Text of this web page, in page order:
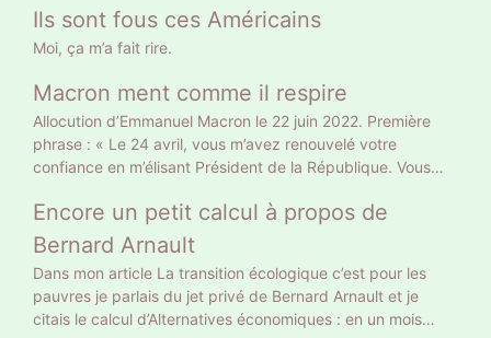
Ils sont fous ces Américains
Moi, ça m’a fait rire.
Macron ment comme il respire
Allocution d’Emmanuel Macron le 22 juin 2022. Première
phrase : « Le 24 avril, vous m’avez renouvelé votre
confiance en m’élisant Président de la République. Vous
donnant une légitimité claire. » Gros mensonge. Le 10 avril
il a eu 9 783058 voix soit 27,85% des suffrages exprimés
et 20% des inscrits. Un Français sur 5 a approuvé son
projet tellement clair : retraite à 65 ans et allocataires du
RSA au turbin. Vous vous rappelez autre chose, vous ? Le
24 avril 18 768 639 électeurs ont voté Macron, le double.
Encore un petit calcul à propos de
Bernard Arnault
Dans mon article La transition écologique c’est pour les
pauvres je parlais du jet privé de Bernard Arnault et je
citais le calcul d’Alternatives économiques : en un mois